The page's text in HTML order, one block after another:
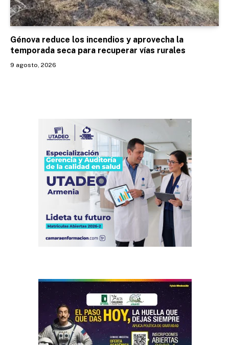
Génova reduce los incendios y aprovecha la
temporada seca para recuperar vías rurales
9 agosto, 2026